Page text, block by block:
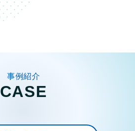
事例紹介
CASE